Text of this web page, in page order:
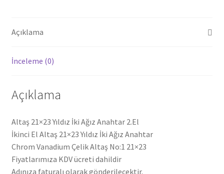
Açıklama
İnceleme (0)
Açıklama
Altaş 21×23 Yıldız İki Ağız Anahtar 2.El
İkinci El Altaş 21×23 Yıldız İki Ağız Anahtar
Chrom Vanadium Çelik Altaş No:1 21×23
Fiyatlarımıza KDV ücreti dahildir
Adınıza faturalı olarak gönderilecektir.